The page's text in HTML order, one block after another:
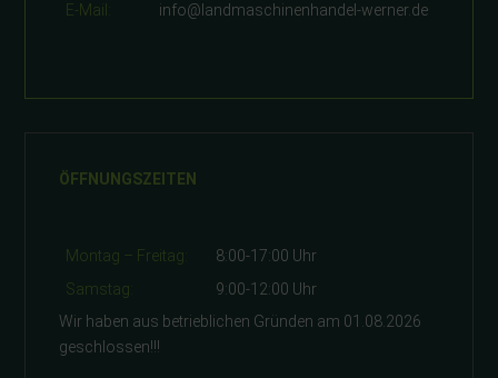
E-Mail:
info@landmaschinenhandel-werner.de
ÖFFNUNGSZEITEN
Montag – Freitag:
8:00-17:00 Uhr
Samstag:
9:00-12:00 Uhr
Wir haben aus betrieblichen Gründen am 01.08.2026
geschlossen!!!